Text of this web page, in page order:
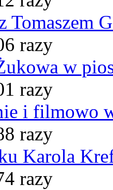
Tomaszem
razy
w
razy
i filmowo
razy
Karola
razy